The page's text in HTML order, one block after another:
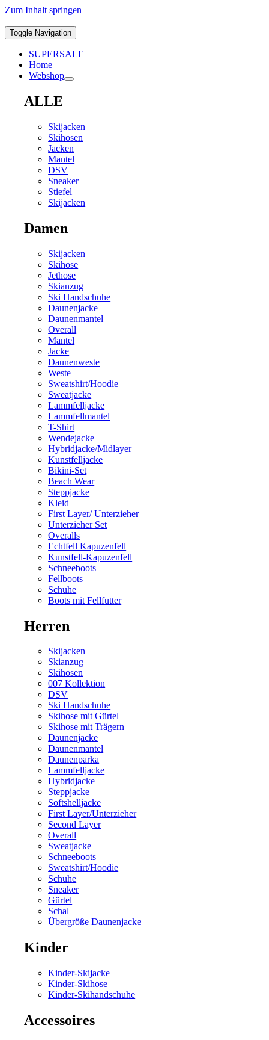
Zum Inhalt springen
Toggle Navigation
SUPERSALE
Home
Webshop
ALLE
Skijacken
Skihosen
Jacken
Mantel
DSV
Sneaker
Stiefel
Skijacken
Damen
Skijacken
Skihose
Jethose
Skianzug
Ski Handschuhe
Daunenjacke
Daunenmantel
Overall
Mantel
Jacke
Daunenweste
Weste
Sweatshirt/Hoodie
Sweatjacke
Lammfelljacke
Lammfellmantel
T-Shirt
Wendejacke
Hybridjacke/Midlayer
Kunstfelljacke
Bikini-Set
Beach Wear
Steppjacke
Kleid
First Layer/ Unterzieher
Unterzieher Set
Overalls
Echtfell Kapuzenfell
Kunstfell-Kapuzenfell
Schneeboots
Fellboots
Schuhe
Boots mit Fellfutter
Herren
Skijacken
Skianzug
Skihosen
007 Kollektion
DSV
Ski Handschuhe
Skihose mit Gürtel
Skihose mit Trägern
Daunenjacke
Daunenmantel
Daunenparka
Lammfelljacke
Hybridjacke
Steppjacke
Softshelljacke
First Layer/Unterzieher
Second Layer
Overall
Sweatjacke
Schneeboots
Sweatshirt/Hoodie
Schuhe
Sneaker
Gürtel
Schal
Übergröße Daunenjacke
Kinder
Kinder-Skijacke
Kinder-Skihose
Kinder-Skihandschuhe
Accessoires